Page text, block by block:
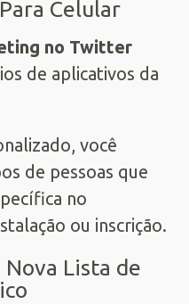
Celular
no Twitter
de aplicativos da
você
de pessoas que
no
ou inscrição.
Nova Lista de